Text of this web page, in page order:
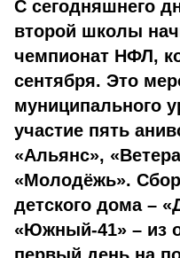
С сегодняшнего
второй школы
чемпионат НФЛ,
сентября. Это
муниципального
участие пять
«Альянс»,
«Молодёжь».
детского дома –
«Южный-41» – из